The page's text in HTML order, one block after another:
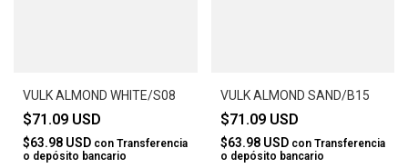
VULK ALMOND WHITE/S08
$71.09 USD
$63.98 USD con Transferencia
o depósito bancario
VULK ALMOND SAND/B15
$71.09 USD
$63.98 USD con Transferencia
o depósito bancario